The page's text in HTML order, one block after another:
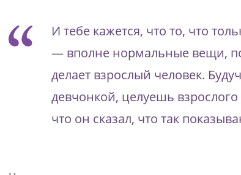
И тебе кажется, что то, что
— вполне нормальные вещи,
делает взрослый человек.
девчонкой, целуешь
что он сказал, что так